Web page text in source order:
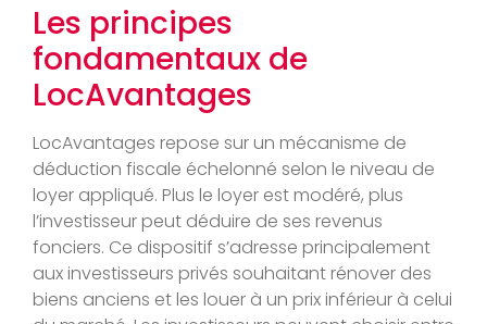
Les principes
fondamentaux de
LocAvantages
LocAvantages repose sur un mécanisme de
déduction fiscale échelonné selon le niveau de
loyer appliqué. Plus le loyer est modéré, plus
l’investisseur peut déduire de ses revenus
fonciers. Ce dispositif s’adresse principalement
aux investisseurs privés souhaitant rénover des
biens anciens et les louer à un prix inférieur à celui